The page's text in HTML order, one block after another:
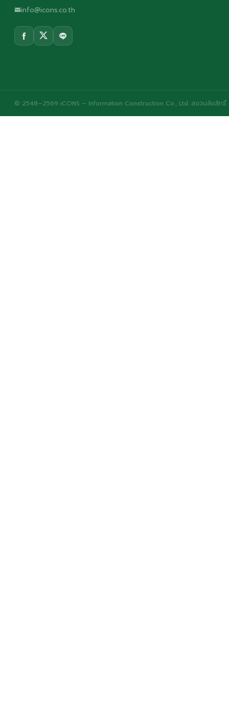
info@icons.co.th
© 2548–2569 iCONS – Information Construction Co., Ltd. สงวนลิขสิทธิ์